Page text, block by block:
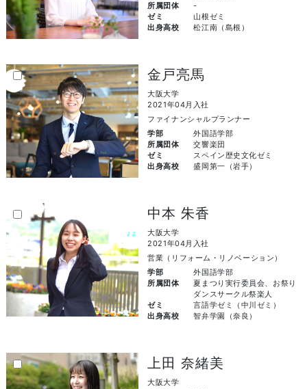
所属団体
-
ゼミ
山根ゼミ
出身高校
松江南（島根）
金戸亮馬
大阪大学
2021年04月入社
ファイナンシャルプランナー
学部
外国語学部
所属団体
交響楽団
ゼミ
スペイン歴史文化ゼミ
出身高校
盛岡第一（岩手）
中本 朱香
大阪大学
2021年04月入社
営業（リフォーム・リノベーション）
学部
外国語学部
所属団体
夏まつり実行委員会、お祭り
ダンスサークル祭楽人
ゼミ
言語学ゼミ（中川ゼミ）
出身高校
智弁学園（奈良）
上田 奈緒美
大阪大学